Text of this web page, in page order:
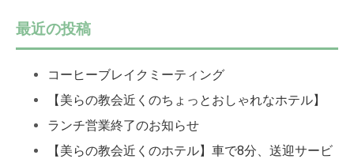
最近の投稿
コーヒーブレイクミーティング
【美らの教会近くのちょっとおしゃれなホテル】
ランチ営業終了のお知らせ
【美らの教会近くのホテル】車で8分、送迎サービ